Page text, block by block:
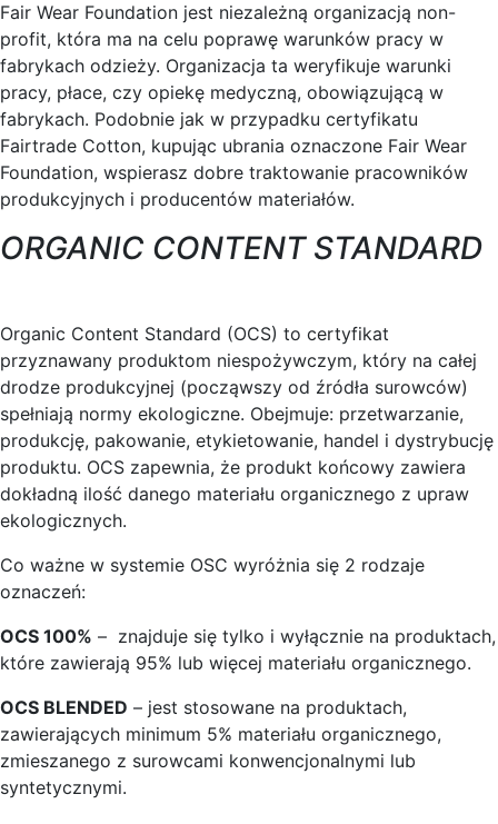
Fair Wear Foundation jest niezależną organizacją non-
profit, która ma na celu poprawę warunków pracy w
fabrykach odzieży. Organizacja ta weryfikuje warunki
pracy, płace, czy opiekę medyczną, obowiązującą w
fabrykach. Podobnie jak w przypadku certyfikatu
Fairtrade Cotton, kupując ubrania oznaczone Fair Wear
Foundation, wspierasz dobre traktowanie pracowników
produkcyjnych i producentów materiałów.
ORGANIC CONTENT STANDARD
Organic Content Standard (OCS) to certyfikat
przyznawany produktom niespożywczym, który na całej
drodze produkcyjnej (począwszy od źródła surowców)
spełniają normy ekologiczne. Obejmuje: przetwarzanie,
produkcję, pakowanie, etykietowanie, handel i dystrybucję
produktu. OCS zapewnia, że produkt końcowy zawiera
dokładną ilość danego materiału organicznego z upraw
ekologicznych.
Co ważne w systemie OSC wyróżnia się 2 rodzaje
oznaczeń:
OCS 100% – znajduje się tylko i wyłącznie na produktach,
które zawierają 95% lub więcej materiału organicznego.
OCS BLENDED – jest stosowane na produktach,
zawierających minimum 5% materiału organicznego,
zmieszanego z surowcami konwencjonalnymi lub
syntetycznymi.